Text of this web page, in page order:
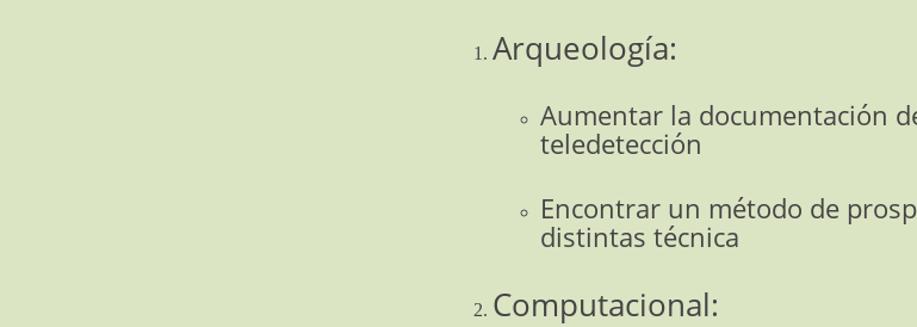
Arqueología:
Aumentar la documentación
teledetección
Encontrar un método de
distintas técnica
Computacional: